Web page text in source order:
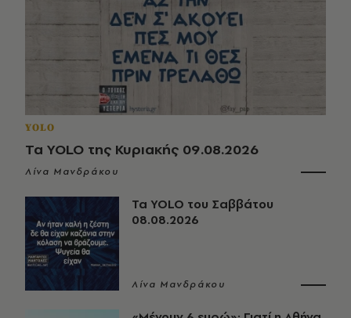
YOLO
Τα YOLO της Κυριακής 09.08.2026
Λίνα Μανδράκου
Τα YOLO του Σαββάτου
08.08.2026
Λίνα Μανδράκου